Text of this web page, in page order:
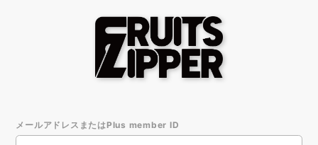
メールアドレスまたはPlus member ID